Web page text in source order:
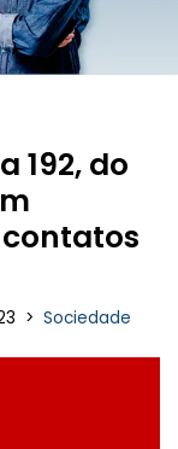
192, do
Sociedade